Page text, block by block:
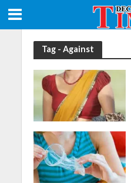
Tag - Against